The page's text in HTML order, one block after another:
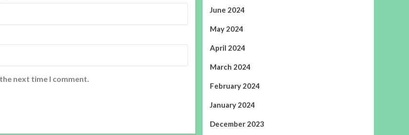
next time I comment.
June 2024
May 2024
April 2024
March 2024
February 2024
January 2024
December 2023